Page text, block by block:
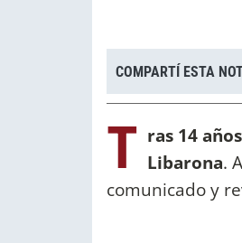
COMPARTÍ ESTA
T ras 14
Libarona.
comunicado y